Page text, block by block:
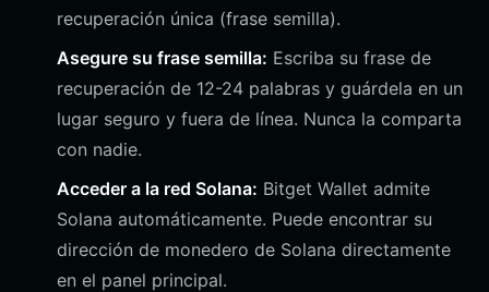
recuperación única (frase semilla).
Asegure su frase semilla: Escriba su frase de
recuperación de 12-24 palabras y guárdela en un
lugar seguro y fuera de línea. Nunca la comparta
con nadie.
Acceder a la red Solana: Bitget Wallet admite
Solana automáticamente. Puede encontrar su
dirección de monedero de Solana directamente
en el panel principal.